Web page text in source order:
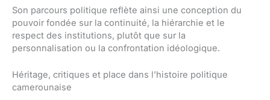
Son parcours politique reflète ainsi une conception du
pouvoir fondée sur la continuité, la hiérarchie et le
respect des institutions, plutôt que sur la
personnalisation ou la confrontation idéologique.
Héritage, critiques et place dans l’histoire politique
camerounaise